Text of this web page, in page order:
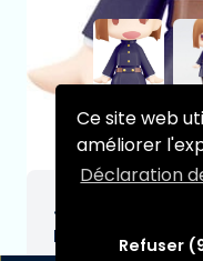
Ce site web
améliorer
Déclaration
Refuser
Jujutsu Kaisen
Kugisaki 10 cm